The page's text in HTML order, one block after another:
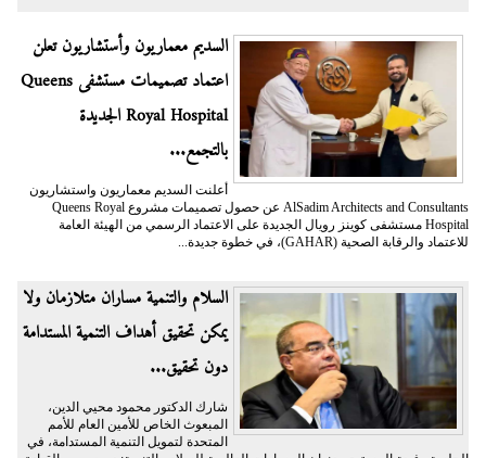
السديم معماريون وأستشاريون تعلن
اعتماد تصميمات مستشفى Queens
Royal Hospital الجديدة
بالتجمع...
أعلنت السديم معماريون واستشاريون
AlSadim Architects and Consultants عن حصول تصميمات مشروع Queens Royal
Hospital مستشفى كوينز رويال الجديدة على الاعتماد الرسمي من الهيئة العامة
للاعتماد والرقابة الصحية (GAHAR)، في خطوة جديدة...
السلام والتنمية مساران متلازمان ولا
يمكن تحقيق أهداف التنمية المستدامة
دون تحقيق...
شارك الدكتور محمود محيي الدين،
المبعوث الخاص للأمين العام للأمم
المتحدة لتمويل التنمية المستدامة، في